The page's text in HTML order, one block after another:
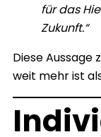
für das
Zukunft.“
Diese Aussage
weit mehr ist